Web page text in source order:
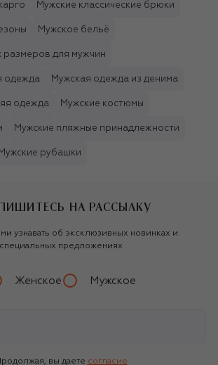
Мужские классические брюки
Мужское бельё
для мужчин
одежда Мужская одежда из денима
одежда Мужские костюмы
Мужские пляжные принадлежности
Мужские рубашки
НА РАССЫЛКУ
узнавать об эксклюзивных новинках и
специальных предложениях
Женское Мужское
вы даете согласие